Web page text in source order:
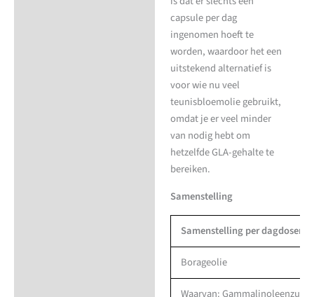
capsule per dag
ingenomen hoeft te
worden, waardoor het een
uitstekend alternatief is
voor wie nu veel
teunisbloemolie gebruikt,
omdat je er veel minder
van nodig hebt om
hetzelfde GLA-gehalte te
bereiken.
Samenstelling
Samenstelling per
Borageolie
Waarvan: Gammalinoleenzuur